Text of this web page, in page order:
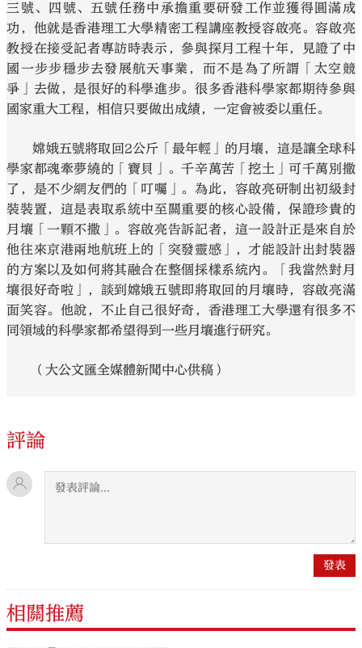
三號、四號、五號任務中承擔重要研發工作並獲得圓滿成
功，他就是香港理工大學精密工程講座教授容啟亮。容啟亮
教授在接受記者專訪時表示，參與探月工程十年，見證了中
國一步步穩步去發展航天事業，而不是為了所謂「太空競
爭」去做，是很好的科學進步。很多香港科學家都期待參與
國家重大工程，相信只要做出成績，一定會被委以重任。
嫦娥五號將取回2公斤「最年輕」的月壤，這是讓全球科
學家都魂牽夢繞的「寶貝」。千辛萬苦「挖土」可千萬別撒
了，是不少網友們的「叮囑」。為此，容啟亮研制出初級封
裝裝置，這是表取系統中至關重要的核心設備，保證珍貴的
月壤「一顆不撒」。容啟亮告訴記者，這一設計正是來自於
他往來京港兩地航班上的「突發靈感」，才能設計出封裝器
的方案以及如何將其融合在整個採樣系統內。「我當然對月
壤很好奇啦」，談到嫦娥五號即將取回的月壤時，容啟亮滿
面笑容。他說，不止自己很好奇，香港理工大學還有很多不
同領域的科學家都希望得到一些月壤進行研究。
（大公文匯全媒體新聞中心供稿）
評論
相關推薦